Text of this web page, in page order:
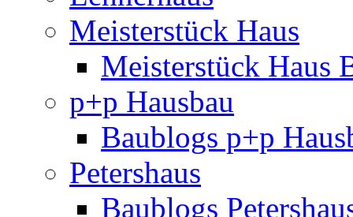
Meisterstück Haus
Meisterstück Haus
p+p Hausbau
Baublogs p+p
Petershaus
Baublogs